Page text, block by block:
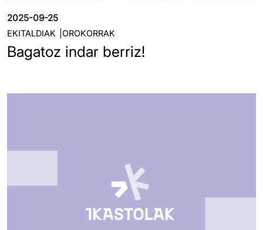
2025-09-25
EKITALDIAK OROKORRAK
Bagatoz indar berriz!